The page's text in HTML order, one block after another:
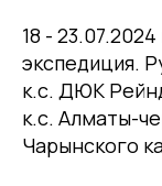
18 -
экспедиция.
к.с. ДЮК
к.с. Алматы-
Чарынского